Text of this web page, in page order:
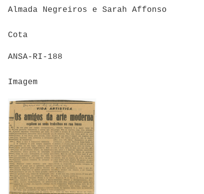
Almada Negreiros e Sarah Affonso
Cota
ANSA-RI-188
Imagem